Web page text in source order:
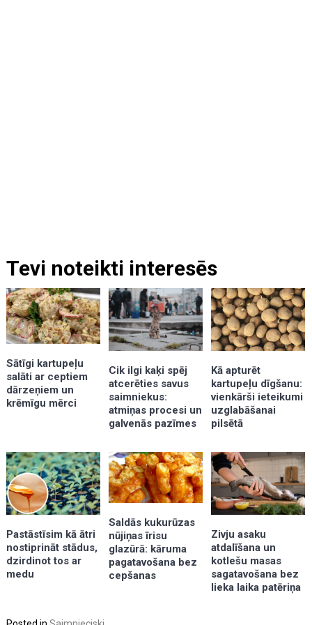
Tevi noteikti interesēs
Sātīgi kartupeļu
salāti ar ceptiem
dārzeņiem un
krēmīgu mērci
Cik ilgi kaķi spēj
atcerēties savus
saimniekus:
atmiņas procesi un
galvenās pazīmes
Kā apturēt
kartupeļu dīgšanu:
vienkārši ieteikumi
uzglabāšanai
pilsētā
Pastāstīsim kā ātri
nostiprināt stādus,
dzirdinot tos ar
medu
Saldās kukurūzas
nūjiņas īrisu
glazūrā: kāruma
pagatavošana bez
cepšanas
Zivju asaku
atdalīšana un
kotlešu masas
sagatavošana bez
lieka laika patēriņa